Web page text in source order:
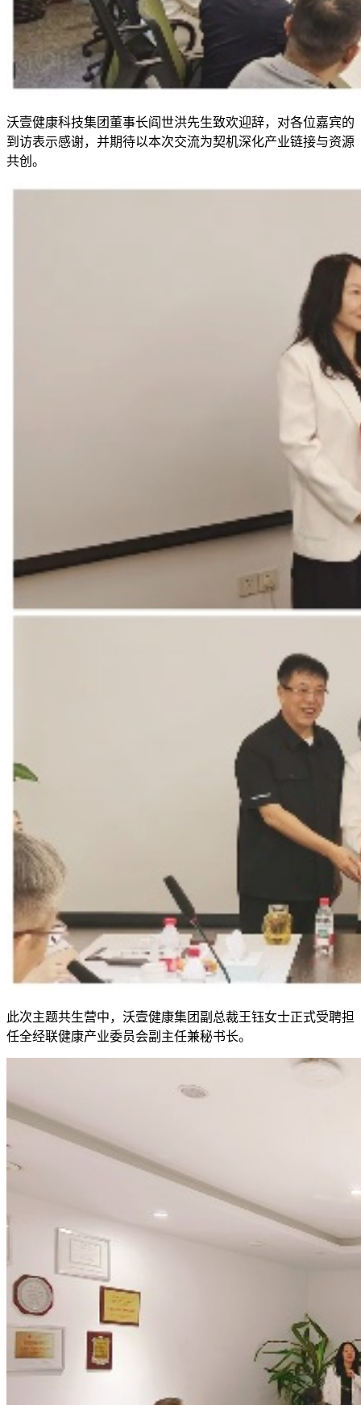
沃壹健康科技集团董事长阎世洪先生致欢迎辞，对各位嘉宾的
到访表示感谢，并期待以本次交流为契机深化产业链接与资源
共创。
此次主题共生营中，沃壹健康集团副总裁王钰女士正式受聘担
任全经联健康产业委员会副主任兼秘书长。